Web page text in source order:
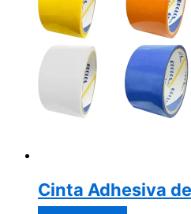
Cinta Adhesiva